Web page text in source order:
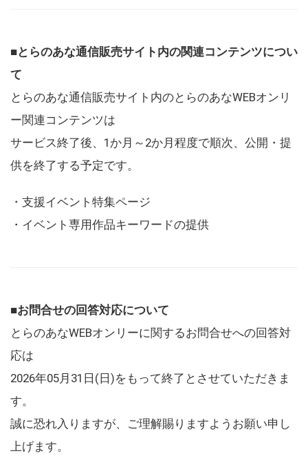
■とらのあな通信販売サイト内の関連コンテンツについ
て
とらのあな通信販売サイト内のとらのあなWEBオンリ
ー関連コンテンツは
サービス終了後、1か月～2か月程度で順次、公開・提
供を終了する予定です。
・支援イベント特集ページ
・イベント専用作品キーワードの提供
■お問合せの回答対応について
とらのあなWEBオンリーに関するお問合せへの回答対
応は
2026年05月31日(日)をもって終了とさせていただきま
す。
誠に恐れ入りますが、ご理解賜りますようお願い申し
上げます。